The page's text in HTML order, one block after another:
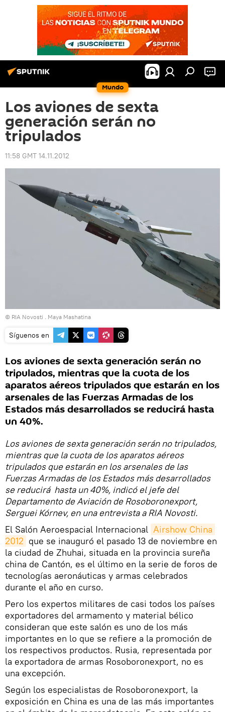
Mundo
Los aviones de sexta
generación serán no
tripulados
11:58 GMT 14.11.2012
© RIA Novosti . Maya Mashatina
Síguenos en
Los aviones de sexta generación serán no
tripulados, mientras que la cuota de los
aparatos aéreos tripulados que estarán en los
arsenales de las Fuerzas Armadas de los
Estados más desarrollados se reducirá hasta
un 40%.
Los aviones de sexta generación serán no tripulados,
mientras que la cuota de los aparatos aéreos
tripulados que estarán en los arsenales de las
Fuerzas Armadas de los Estados más desarrollados
se reducirá hasta un 40%, indicó el jefe del
Departamento de Aviación de Rosoboronexport,
Serguei Kórnev, en una entrevista a RIA Novosti.
El Salón Aeroespacial Internacional Airshow China
2012 que se inauguró el pasado 13 de noviembre en
la ciudad de Zhuhai, situada en la provincia sureña
china de Cantón, es el último en la serie de foros de
tecnologías aeronáuticas y armas celebrados
durante el año en curso.
Pero los expertos militares de casi todos los países
exportadores del armamento y material bélico
consideran que este salón es uno de los más
importantes en lo que se refiere a la promoción de
los respectivos productos. Rusia, representada por
la exportadora de armas Rosoboronexport, no es
una excepción.
Según los especialistas de Rosoboronexport, la
exposición en China es una de las más importantes